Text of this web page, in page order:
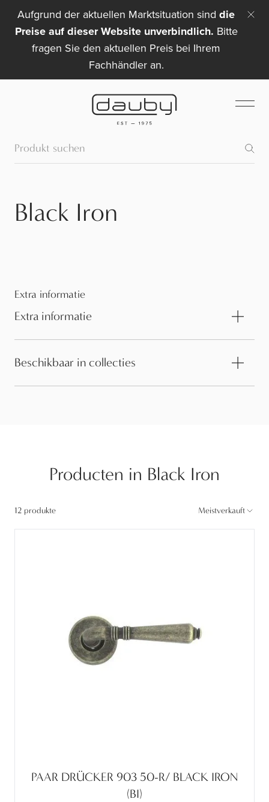
Aufgrund der aktuellen Marktsituation sind die
Preise auf dieser Website unverbindlich. Bitte
fragen Sie den aktuellen Preis bei Ihrem
Fachhändler an.
Black Iron
Extra informatie
Extra informatie
Beschikbaar in collecties
Producten in Black Iron
12 produkte Meistverkauft
PAAR DRÜCKER 903 50-R/ BLACK IRON
(BI)